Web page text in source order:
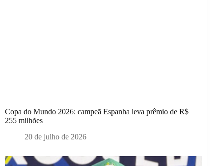
Copa do Mundo 2026: campeã Espanha leva prêmio de R$
255 milhões
20 de julho de 2026